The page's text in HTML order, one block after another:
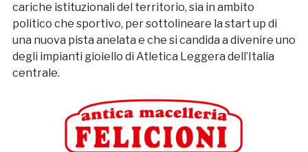
cariche istituzionali del territorio, sia in ambito
politico che sportivo, per sottolineare la start up di
una nuova pista anelata e che si candida a divenire uno
degli impianti gioiello di Atletica Leggera dell’Italia
centrale.